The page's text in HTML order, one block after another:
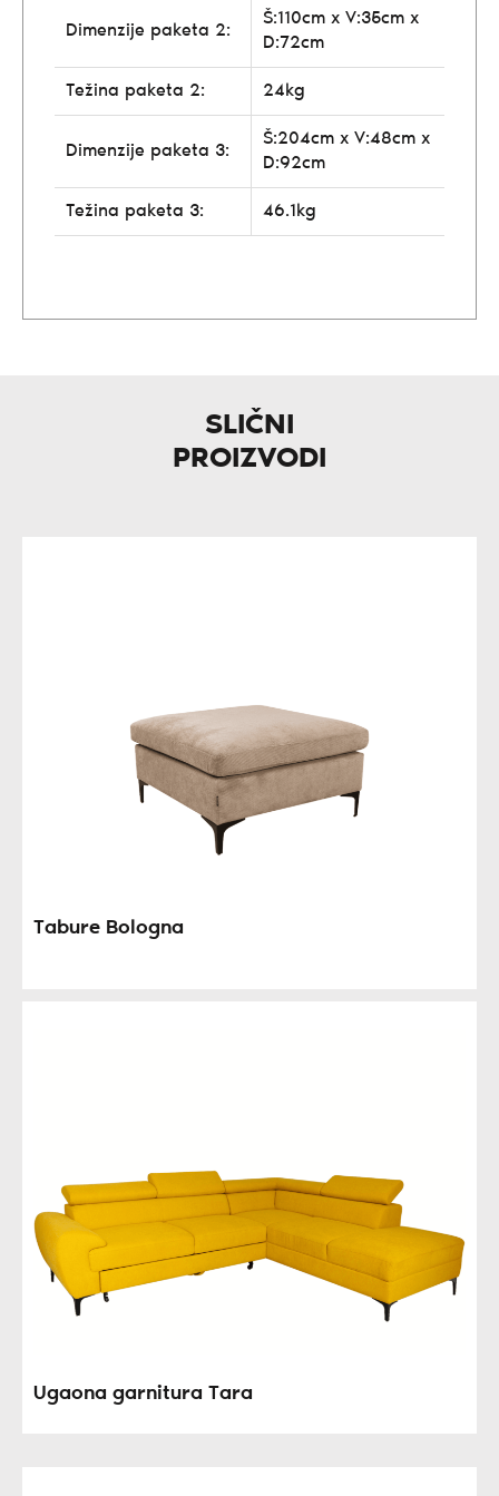
Dimenzije paketa 2:
Š:110cm x V:35cm x
D:72cm
Težina paketa 2: 24kg
Dimenzije paketa 3:
Š:204cm x V:48cm x
D:92cm
Težina paketa 3: 46.1kg
SLIČNI
PROIZVODI
Tabure Bologna
Ugaona garnitura Tara